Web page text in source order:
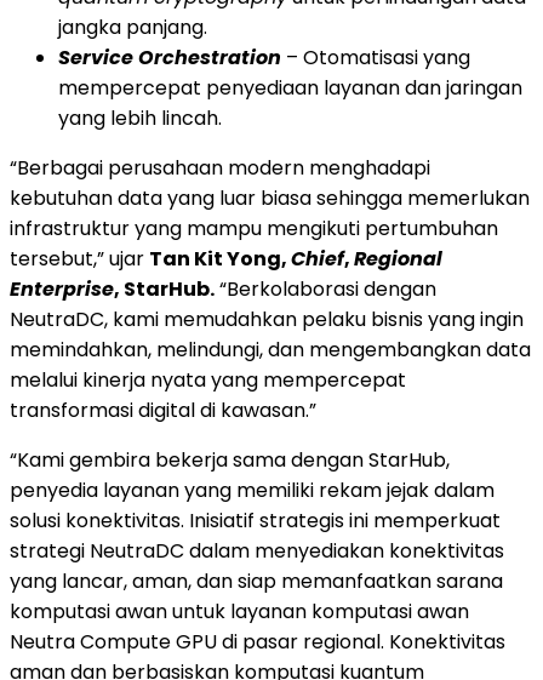
jangka panjang.
Service Orchestration – Otomatisasi yang
mempercepat penyediaan layanan dan jaringan
yang lebih lincah.
“Berbagai perusahaan modern menghadapi
kebutuhan data yang luar biasa sehingga memerlukan
infrastruktur yang mampu mengikuti pertumbuhan
tersebut,” ujar Tan Kit Yong,Chief,Regional
Enterprise, StarHub.“Berkolaborasi dengan
NeutraDC, kami memudahkan pelaku bisnis yang ingin
memindahkan, melindungi, dan mengembangkan data
melalui kinerja nyata yang mempercepat
transformasi digital di kawasan.”
“Kami gembira bekerja sama dengan StarHub,
penyedia layanan yang memiliki rekam jejak dalam
solusi konektivitas. Inisiatif strategis ini memperkuat
strategi NeutraDC dalam menyediakan konektivitas
yang lancar, aman, dan siap memanfaatkan sarana
komputasi awan untuk layanan komputasi awan
Neutra Compute GPU di pasar regional. Konektivitas
aman dan berbasiskan komputasi kuantum